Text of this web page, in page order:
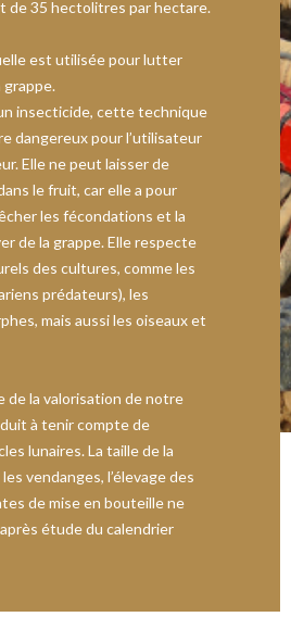
de 35 hectolitres par hectare.
est utilisée pour lutter
grappe.
insecticide, cette technique
dangereux pour l’utilisateur
Elle ne peut laisser de
le fruit, car elle a pour
les fécondations et la
de la grappe. Elle respecte
des cultures, comme les
prédateurs), les
mais aussi les oiseaux et
de la valorisation de notre
à tenir compte de
lunaires. La taille de la
vendanges, l’élevage des
de mise en bouteille ne
étude du calendrier